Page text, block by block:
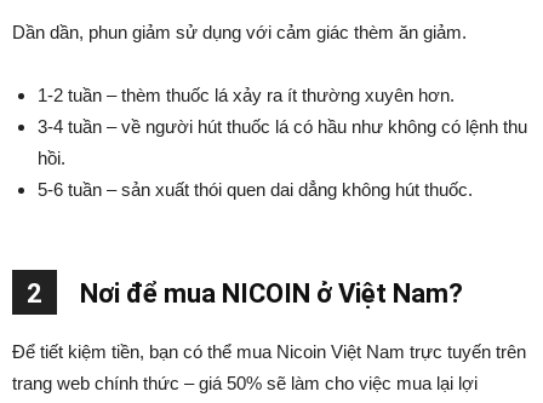
Dần dần, phun giảm sử dụng với cảm giác thèm ăn giảm.
1-2 tuần – thèm thuốc lá xảy ra ít thường xuyên hơn.
3-4 tuần – về người hút thuốc lá có hầu như không có lệnh thu
hồi.
5-6 tuần – sản xuất thói quen dai dẳng không hút thuốc.
2 Nơi để mua NICOIN ở Việt Nam?
Để tiết kiệm tiền, bạn có thể mua Nicoin Việt Nam trực tuyến trên
trang web chính thức – giá 50% sẽ làm cho việc mua lại lợi